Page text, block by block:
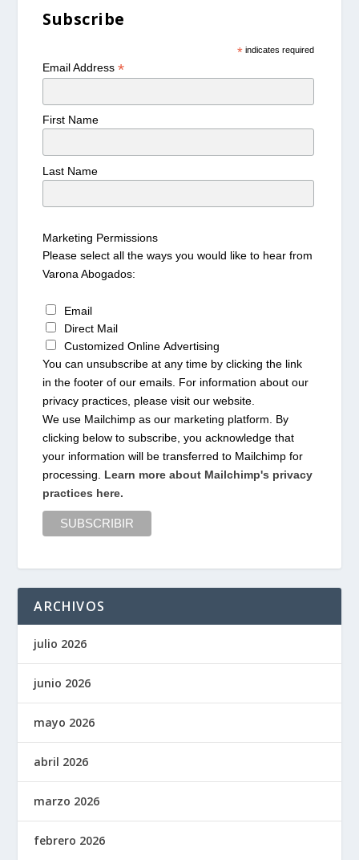
Subscribe
*indicates required
Email Address*
First Name
Last Name
Marketing Permissions
Please select all the ways you would like to hear from
Varona Abogados:
Email
Direct Mail
Customized Online Advertising
You can unsubscribe at any time by clicking the link
in the footer of our emails. For information about our
privacy practices, please visit our website.
We use Mailchimp as our marketing platform. By
clicking below to subscribe, you acknowledge that
your information will be transferred to Mailchimp for
processing. Learn more about Mailchimp's privacy
practices here.
ARCHIVOS
julio 2026
junio 2026
mayo 2026
abril 2026
marzo 2026
febrero 2026